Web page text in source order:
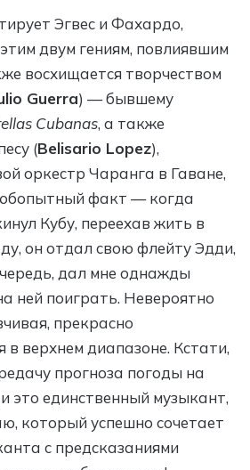
Эгвес и Фахардо,
двум гениям, повлиявшим
восхищается творчеством
Guerra) — бывшему
Cubanas, а также
(Belisario Lopez),
оркестр Чаранга в Гаване,
факт — когда
Кубу, переехав жить в
он отдал свою флейту Эдди,
дал мне однажды
ней поиграть. Невероятно
прекрасно
верхнем диапазоне. Кстати,
прогноза погоды на
это единственный музыкант,
который успешно сочетает
с предсказаниями